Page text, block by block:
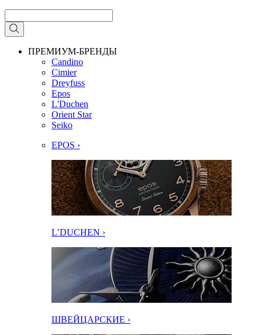
ПРЕМИУМ-БРЕНДЫ
Candino
Cimier
Dreyfuss
Epos
L'Duchen
Orient Star
Seiko
EPOS ›
L’DUCHEN ›
ШВЕЙЦАРСКИЕ ›